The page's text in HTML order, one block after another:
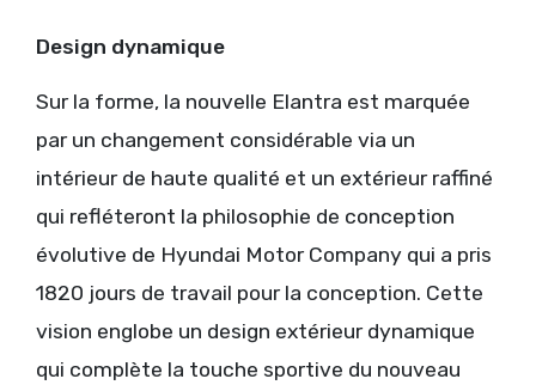
Design dynamique
Sur la forme, la nouvelle Elantra est marquée
par un changement considérable via un
intérieur de haute qualité et un extérieur raffiné
qui refléteront la philosophie de conception
évolutive de Hyundai Motor Company qui a pris
1820 jours de travail pour la conception. Cette
vision englobe un design extérieur dynamique
qui complète la touche sportive du nouveau